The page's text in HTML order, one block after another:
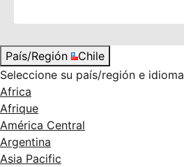
País/Región
Chile
Seleccione su país/región e idioma
Africa
Afrique
América Central
Argentina
Asia Pacific